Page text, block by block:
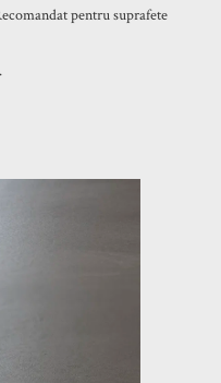
pentru suprafete